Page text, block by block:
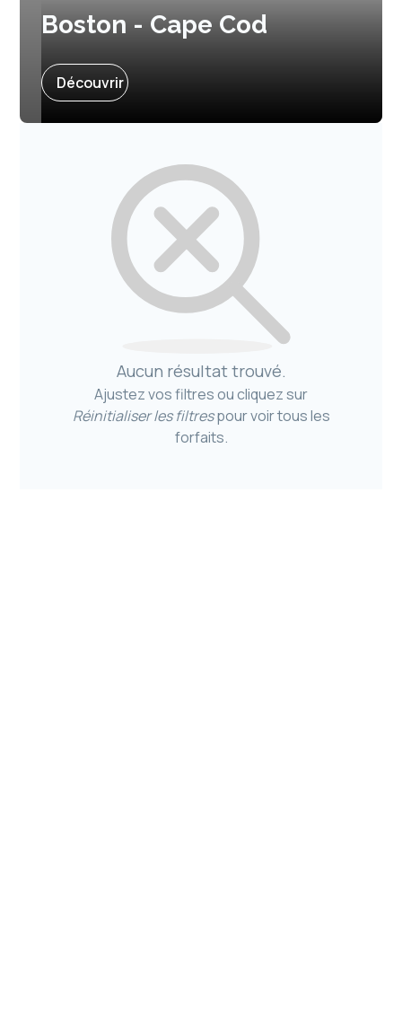
Boston - Cape Cod
Prochain départ :
Découvrir
Aucun résultat trouvé.
Ajustez vos filtres ou cliquez sur
Réinitialiser les filtrespour voir tous les
forfaits.